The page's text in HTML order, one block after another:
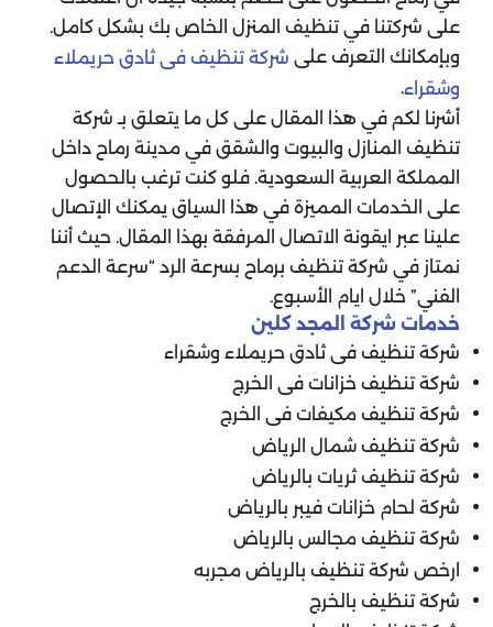
على شركتنا في تنظيف المنزل الخاص بك بشكل كامل.
وبإمكانك التعرف على شركة تنظيف فى ثادق حريملاء
وشقراء.
أشرنا لكم في هذا المقال على كل ما يتعلق بـ شركة
تنظيف المنازل والبيوت والشقق في مدينة رماح داخل
المملكة العربية السعودية. فلو كنت ترغب بالحصول
على الخدمات المميزة في هذا السياق يمكنك الإتصال
علينا عبر ايقونة الاتصال المرفقة بهذا المقال. حيث أننا
نمتاز في شركة تنظيف برماح بسرعة الرد “سرعة الدعم
الفني” خلال ايام الأسبوع.
خدمات شركة المجد كلين
شركة تنظيف فى ثادق حريملاء وشقراء
شركة تنظيف خزانات فى الخرج
شركة تنظيف مكيفات فى الخرج
شركة تنظيف شمال الرياض
شركة تنظيف ثريات بالرياض
شركة لحام خزانات فيبر بالرياض
شركة تنظيف مجالس بالرياض
ارخص شركة تنظيف بالرياض مجربه
شركة تنظيف بالخرج